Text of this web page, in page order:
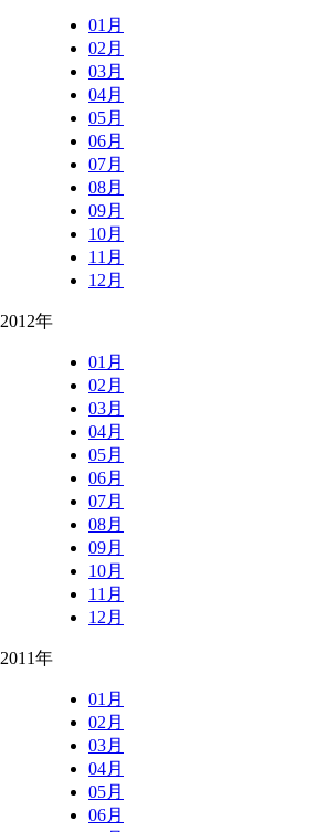
01月
02月
03月
04月
05月
06月
07月
08月
09月
10月
11月
12月
2012年
01月
02月
03月
04月
05月
06月
07月
08月
09月
10月
11月
12月
2011年
01月
02月
03月
04月
05月
06月